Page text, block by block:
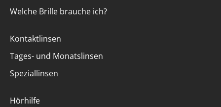
Welche Brille brauche ich?
Kontaktlinsen
Tages- und Monatslinsen
Speziallinsen
Hörhilfe